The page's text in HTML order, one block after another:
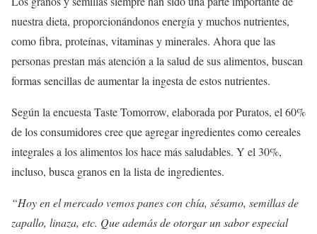
nuestra dieta, proporcionándonos energía y muchos nutrientes,
como fibra, proteínas, vitaminas y minerales. Ahora que las
personas prestan más atención a la salud de sus alimentos, buscan
formas sencillas de aumentar la ingesta de estos nutrientes.
Según la encuesta Taste Tomorrow, elaborada por Puratos, el 60%
de los consumidores cree que agregar ingredientes como cereales
integrales a los alimentos los hace más saludables. Y el 30%,
incluso, busca granos en la lista de ingredientes.
“Hoy en el mercado vemos panes con chía, sésamo, semillas de
zapallo, linaza, etc. Que además de otorgar un sabor especial